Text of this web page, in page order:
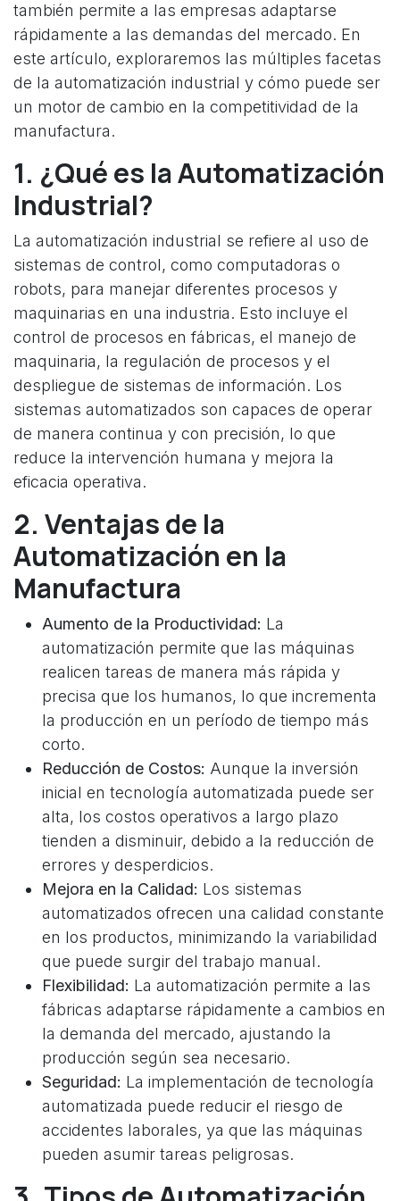
también permite a las empresas adaptarse
rápidamente a las demandas del mercado. En
este artículo, exploraremos las múltiples facetas
de la automatización industrial y cómo puede ser
un motor de cambio en la competitividad de la
manufactura.
1. ¿Qué es la Automatización
Industrial?
La automatización industrial se refiere al uso de
sistemas de control, como computadoras o
robots, para manejar diferentes procesos y
maquinarias en una industria. Esto incluye el
control de procesos en fábricas, el manejo de
maquinaria, la regulación de procesos y el
despliegue de sistemas de información. Los
sistemas automatizados son capaces de operar
de manera continua y con precisión, lo que
reduce la intervención humana y mejora la
eficacia operativa.
2. Ventajas de la
Automatización en la
Manufactura
Aumento de la Productividad: La
automatización permite que las máquinas
realicen tareas de manera más rápida y
precisa que los humanos, lo que incrementa
la producción en un período de tiempo más
corto.
Reducción de Costos: Aunque la inversión
inicial en tecnología automatizada puede ser
alta, los costos operativos a largo plazo
tienden a disminuir, debido a la reducción de
errores y desperdicios.
Mejora en la Calidad: Los sistemas
automatizados ofrecen una calidad constante
en los productos, minimizando la variabilidad
que puede surgir del trabajo manual.
Flexibilidad: La automatización permite a las
fábricas adaptarse rápidamente a cambios en
la demanda del mercado, ajustando la
producción según sea necesario.
Seguridad: La implementación de tecnología
automatizada puede reducir el riesgo de
accidentes laborales, ya que las máquinas
pueden asumir tareas peligrosas.